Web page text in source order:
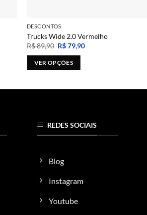
DESCONTOS
Trucks Wide 2.0 Vermelho
R$89,90 O
original
era:
R$79,90O
VER OPÇÕES
variantes.
escolhidas
página
REDES SOCIAIS
Blog
Instagram
Youtube